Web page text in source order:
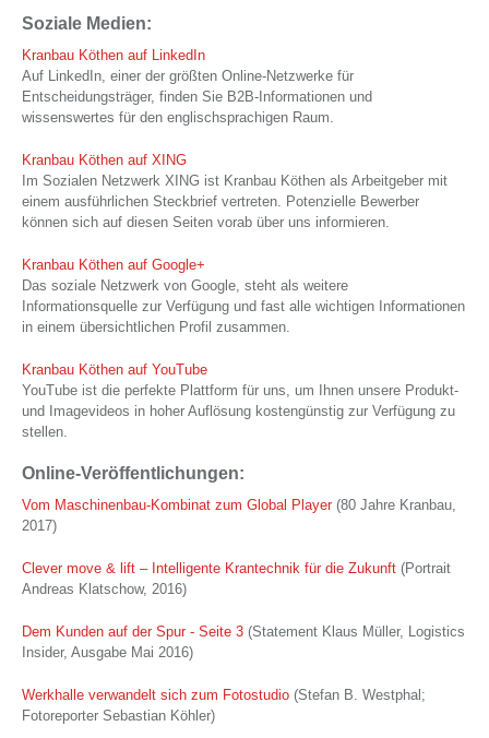
Soziale Medien:
Kranbau Köthen auf LinkedIn
Auf LinkedIn, einer der größten Online-Netzwerke für
Entscheidungsträger, finden Sie B2B-Informationen und
wissenswertes für den englischsprachigen Raum.
Kranbau Köthen auf XING
Im Sozialen Netzwerk XING ist Kranbau Köthen als Arbeitgeber mit
einem ausführlichen Steckbrief vertreten. Potenzielle Bewerber
können sich auf diesen Seiten vorab über uns informieren.
Kranbau Köthen auf Google+
Das soziale Netzwerk von Google, steht als weitere
Informationsquelle zur Verfügung und fast alle wichtigen Informationen
in einem übersichtlichen Profil zusammen.
Kranbau Köthen auf YouTube
YouTube ist die perfekte Plattform für uns, um Ihnen unsere Produkt-
und Imagevideos in hoher Auflösung kostengünstig zur Verfügung zu
stellen.
Online-Veröffentlichungen:
Vom Maschinenbau-Kombinat zum Global Player (80 Jahre Kranbau,
2017)
Clever move & lift – Intelligente Krantechnik für die Zukunft (Portrait
Andreas Klatschow, 2016)
Dem Kunden auf der Spur - Seite 3 (Statement Klaus Müller, Logistics
Insider, Ausgabe Mai 2016)
Werkhalle verwandelt sich zum Fotostudio (Stefan B. Westphal;
Fotoreporter Sebastian Köhler)